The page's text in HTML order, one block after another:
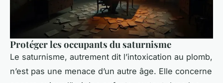
Protéger les occupants du saturnisme
Le saturnisme, autrement dit l’intoxication au plomb,
n’est pas une menace d’un autre âge. Elle concerne